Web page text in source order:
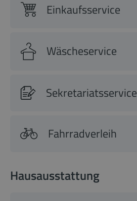
Einkaufsservice
Wäscheservice
Sekretariatsservice
Fahrradverleih
Hausausstattung